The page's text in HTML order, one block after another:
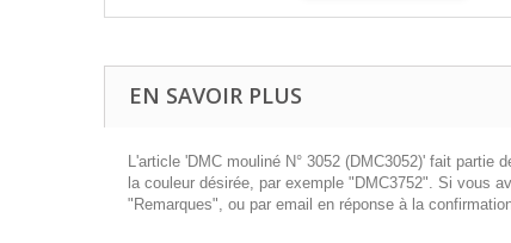
EN SAVOIR PLUS
L'article 'DMC mouliné N° 3052 (DMC3052)' fait
la couleur désirée, par exemple "DMC3752". Si vous
"Remarques", ou par email en réponse à la